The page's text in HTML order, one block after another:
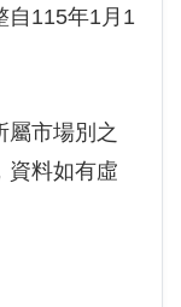
自115年1月1
屬市場別之
資料如有虛